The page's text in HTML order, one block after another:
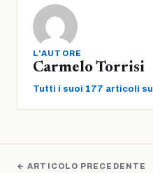
L'AUTORE
Carmelo Torrisi
Tutti i suoi 177 articoli
← ARTICOLO PRECEDENTE